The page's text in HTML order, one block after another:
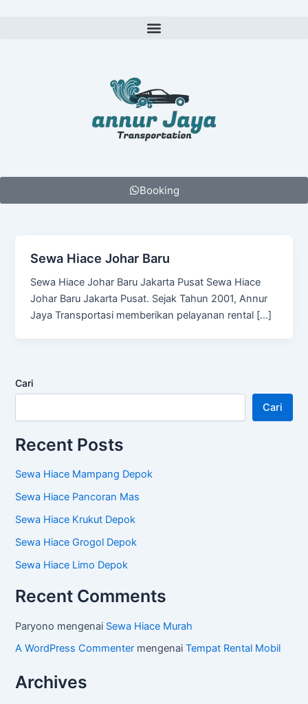
Menu
Booking
Sewa Hiace Johar Baru
Sewa Hiace Johar Baru Jakarta Pusat Sewa Hiace
Johar Baru Jakarta Pusat. Sejak Tahun 2001, Annur
Jaya Transportasi memberikan pelayanan rental […]
Cari
Cari
Recent Posts
Sewa Hiace Mampang Depok
Sewa Hiace Pancoran Mas
Sewa Hiace Krukut Depok
Sewa Hiace Grogol Depok
Sewa Hiace Limo Depok
Recent Comments
Paryono mengenai Sewa Hiace Murah
A WordPress Commenter mengenaiTempat Rental Mobil
Archives